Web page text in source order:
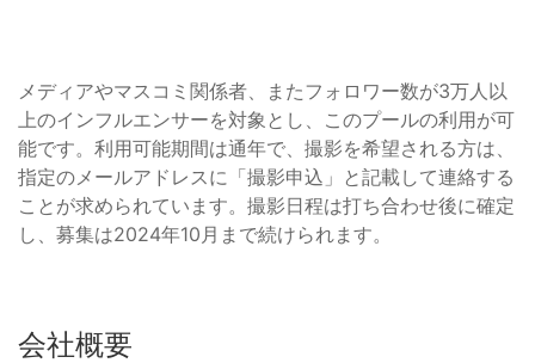
メディアやマスコミ関係者、またフォロワー数が3万人以
上のインフルエンサーを対象とし、このプールの利用が可
能です。利用可能期間は通年で、撮影を希望される方は、
指定のメールアドレスに「撮影申込」と記載して連絡する
ことが求められています。撮影日程は打ち合わせ後に確定
し、募集は2024年10月まで続けられます。
会社概要